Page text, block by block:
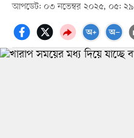
আপডেট: ০৩ নভেম্বর ২০২৫, ০৫: ২৯